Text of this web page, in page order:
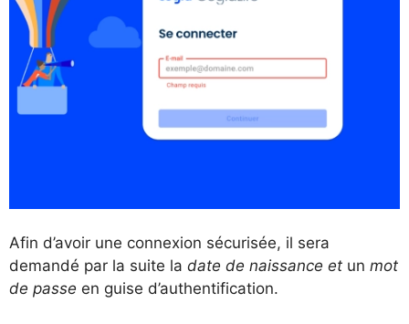
Afin d’avoir une connexion sécurisée, il sera
demandé par la suite la date de naissance et un mot
de passe en guise d’authentification.